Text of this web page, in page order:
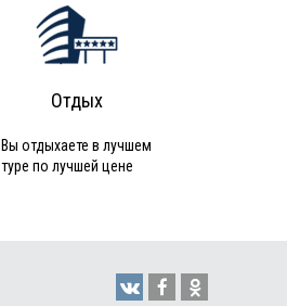
Отдых
Вы отдыхаете в лучшем
туре по лучшей цене